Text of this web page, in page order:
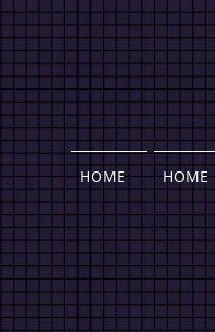
HOME HOME